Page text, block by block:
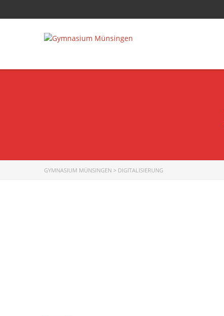
GYMNASIUM MÜNSINGEN > DIGITALISIERUNG